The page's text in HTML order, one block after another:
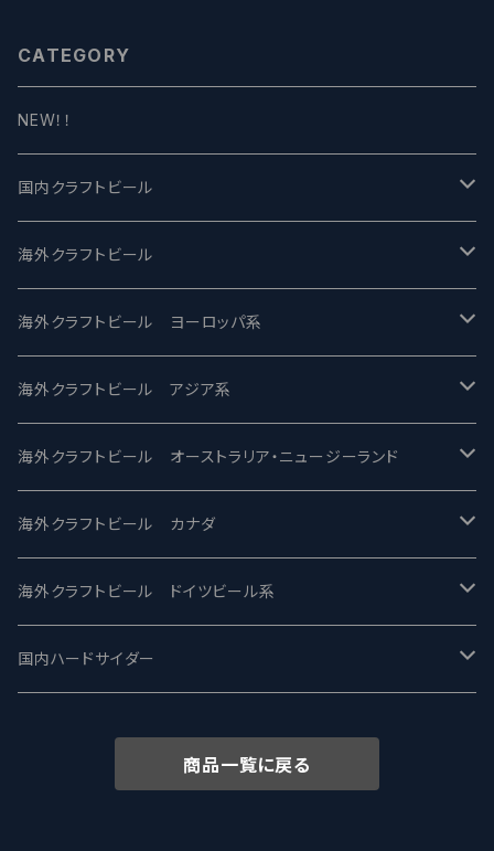
CATEGORY
NEW！！
国内クラフトビール
UCHU BREWING -うちゅうブルーイング
バテレ -VERTERE
2nd Story Ale Works -セカンドストーリー
ビアへるん - Beer Hearn
忽布古丹醸造 - HOP KOTAN
ワイマーケットブルーイング Y.Market Brewing
志賀高原ビール - SIGAKOGEN
箕面ビール - MINOH BEER
海外クラフトビール
Modern Times モダンタイムズ
Maui マウイ
Toppling Goliath トップリンゴライアス
Fair State フェアステイト
Lagunitas ラグニタス
FirestoneWalker ファイアストーン
Mikkeller ミッケラー
海外クラフトビール ヨーロッパ系
UnBarred -アンバード
SAIREN /サイレン
ワイルドチャイルド - Wilde Child
BrewDog Brewery - ブリュードッグ
The Flying Inn / ザ フライイング イン
Lambiek Fabriek - ファブリーク
海外クラフトビール アジア系
gweilo-鬼佬 グウァイロ
Heart Of Darkness - ハートオブダークネス
Carbon brews -カーボン
TAIHU - タイフー
Behemoth - ベヒーモス
海外クラフトビール オーストラリア・ニュージーランド
ROCKY RIDGE - ロッキーリッジ
BODRIGGY BREWING ボッドリッジー
CO-CONSPIRATORS コ・コンスピレーターズ
Deep Creek Brewing Co.
海外クラフトビール カナダ
Jackie O's ジャッキーオーズ
Westbrook ウェストブルック
Strathcona ストラスコナ
海外クラフトビール ドイツビール系
Karmeliten カーメリテン
Früh フリュー
国内ハードサイダー
商品一覧に戻る